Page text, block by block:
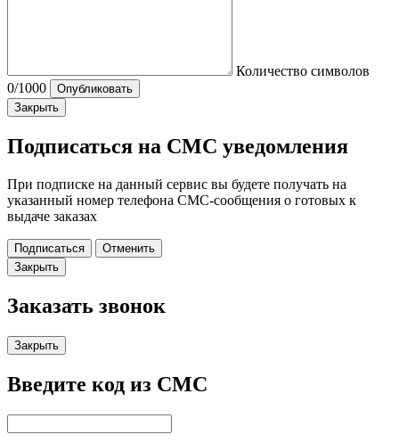
Количество символов
0/1000
Опубликовать
Закрыть
Подписаться на СМС уведомления
При подписке на данный сервис вы будете получать на
указанный номер телефона СМС-сообщения о готовых к
выдаче заказах
Подписаться
Отменить
Закрыть
Заказать звонок
Закрыть
Введите код из СМС